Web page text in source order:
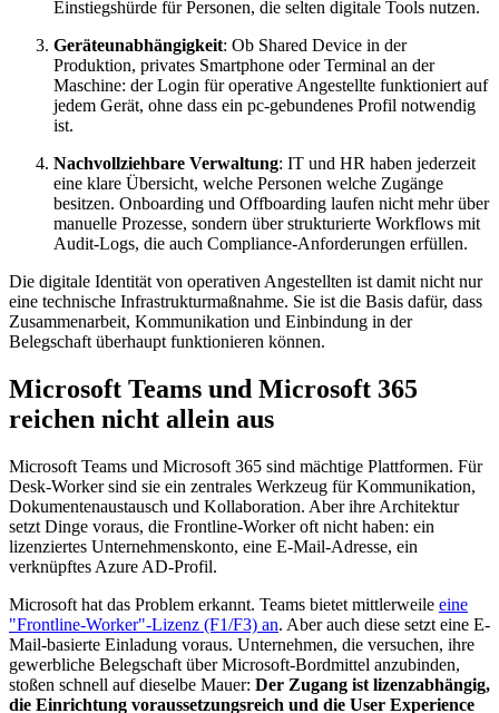
Einstiegshürde für Personen, die selten digitale Tools nutzen.
Geräteunabhängigkeit: Ob Shared Device in der
Produktion, privates Smartphone oder Terminal an der
Maschine: der Login für operative Angestellte funktioniert auf
jedem Gerät, ohne dass ein pc-gebundenes Profil notwendig
ist.
Nachvollziehbare Verwaltung: IT und HR haben jederzeit
eine klare Übersicht, welche Personen welche Zugänge
besitzen. Onboarding und Offboarding laufen nicht mehr über
manuelle Prozesse, sondern über strukturierte Workflows mit
Audit-Logs, die auch Compliance-Anforderungen erfüllen.
Die digitale Identität von operativen Angestellten ist damit nicht nur
eine technische Infrastrukturmaßnahme. Sie ist die Basis dafür, dass
Zusammenarbeit, Kommunikation und Einbindung in der
Belegschaft überhaupt funktionieren können.
Microsoft Teams und Microsoft 365
reichen nicht allein aus
Microsoft Teams und Microsoft 365 sind mächtige Plattformen. Für
Desk-Worker sind sie ein zentrales Werkzeug für Kommunikation,
Dokumentenaustausch und Kollaboration. Aber ihre Architektur
setzt Dinge voraus, die Frontline-Worker oft nicht haben: ein
lizenziertes Unternehmenskonto, eine E-Mail-Adresse, ein
verknüpftes Azure AD-Profil.
Microsoft hat das Problem erkannt. Teams bietet mittlerweile eine
"Frontline-Worker"-Lizenz (F1/F3) an. Aber auch diese setzt eine E-
Mail-basierte Einladung voraus. Unternehmen, die versuchen, ihre
gewerbliche Belegschaft über Microsoft-Bordmittel anzubinden,
stoßen schnell auf dieselbe Mauer: Der Zugang ist lizenzabhängig,
die Einrichtung voraussetzungsreich und die User Experience